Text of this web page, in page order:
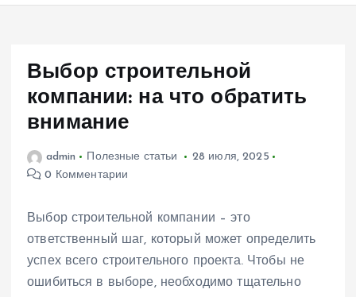
Выбор строительной
компании: на что обратить
внимание
admin Полезные статьи
28 июля, 2025
0 Комментарии
Выбор строительной компании – это
ответственный шаг, который может определить
успех всего строительного проекта. Чтобы не
ошибиться в выборе, необходимо тщательно